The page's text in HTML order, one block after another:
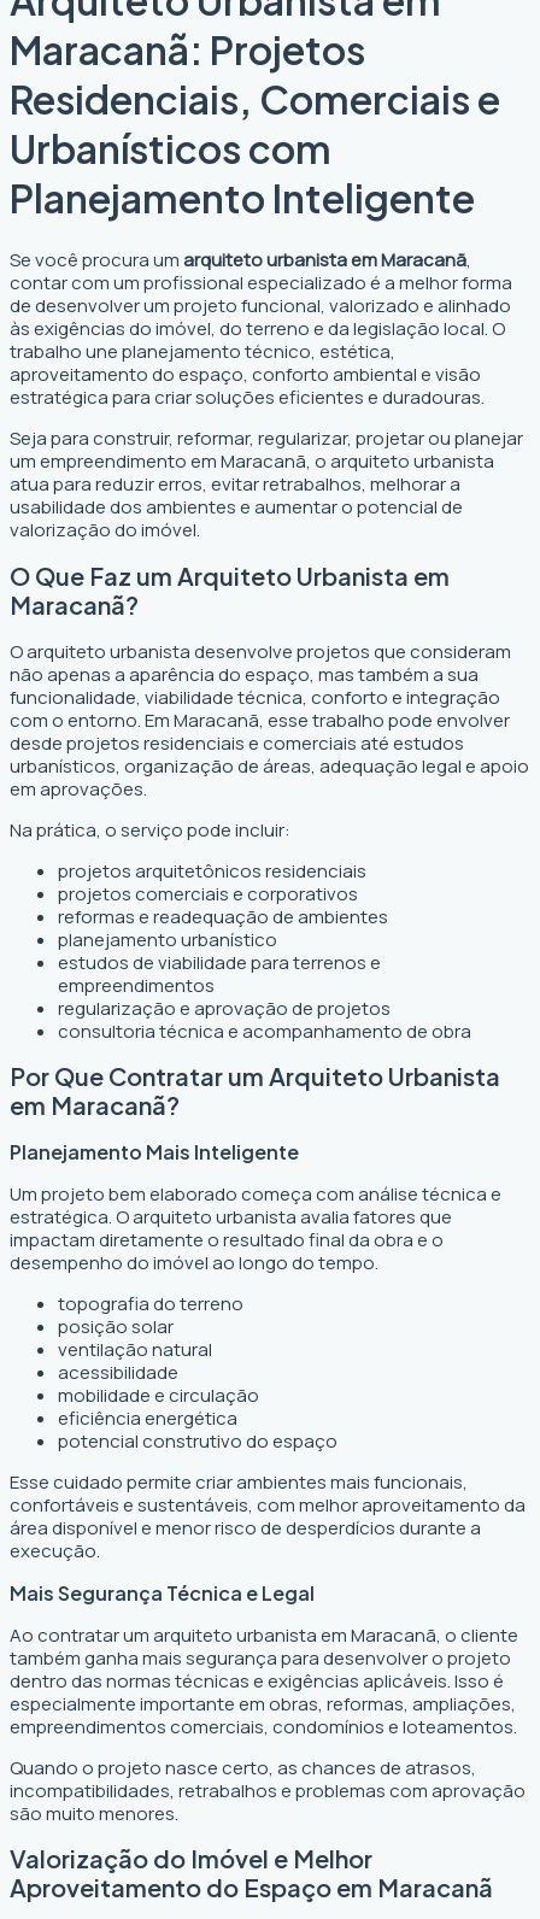
Maracanã: Projetos
Residenciais, Comerciais e
Urbanísticos com
Planejamento Inteligente
Se você procura umarquiteto urbanista em Maracanã,
contar com um profissional especializado é a melhor forma
de desenvolver um projeto funcional, valorizado e alinhado
às exigências do imóvel, do terreno e da legislação local. O
trabalho une planejamento técnico, estética,
aproveitamento do espaço, conforto ambiental e visão
estratégica para criar soluções eficientes e duradouras.
Seja para construir, reformar, regularizar, projetar ou planejar
um empreendimento em Maracanã, o arquiteto urbanista
atua para reduzir erros, evitar retrabalhos, melhorar a
usabilidade dos ambientes e aumentar o potencial de
valorização do imóvel.
O Que Faz um Arquiteto Urbanista em
Maracanã?
O arquiteto urbanista desenvolve projetos que consideram
não apenas a aparência do espaço, mas também a sua
funcionalidade, viabilidade técnica, conforto e integração
com o entorno. Em Maracanã, esse trabalho pode envolver
desde projetos residenciais e comerciais até estudos
urbanísticos, organização de áreas, adequação legal e apoio
em aprovações.
Na prática, o serviço pode incluir:
projetos arquitetônicos residenciais
projetos comerciais e corporativos
reformas e readequação de ambientes
planejamento urbanístico
estudos de viabilidade para terrenos e
empreendimentos
regularização e aprovação de projetos
consultoria técnica e acompanhamento de obra
Por Que Contratar um Arquiteto Urbanista
em Maracanã?
Planejamento Mais Inteligente
Um projeto bem elaborado começa com análise técnica e
estratégica. O arquiteto urbanista avalia fatores que
impactam diretamente o resultado final da obra e o
desempenho do imóvel ao longo do tempo.
topografia do terreno
posição solar
ventilação natural
acessibilidade
mobilidade e circulação
eficiência energética
potencial construtivo do espaço
Esse cuidado permite criar ambientes mais funcionais,
confortáveis e sustentáveis, com melhor aproveitamento da
área disponível e menor risco de desperdícios durante a
execução.
Mais Segurança Técnica e Legal
Ao contratar um arquiteto urbanista em Maracanã, o cliente
também ganha mais segurança para desenvolver o projeto
dentro das normas técnicas e exigências aplicáveis. Isso é
especialmente importante em obras, reformas, ampliações,
empreendimentos comerciais, condomínios e loteamentos.
Quando o projeto nasce certo, as chances de atrasos,
incompatibilidades, retrabalhos e problemas com aprovação
são muito menores.
Valorização do Imóvel e Melhor
Aproveitamento do Espaço em Maracanã